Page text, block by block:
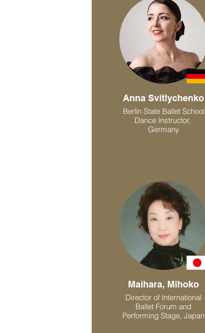
Anna Svitlychenko
Berlin State Ballet School
Dance Instructor,
Germany
Maihara, Mihoko
Director of International
Ballet Forum and
Performing Stage, Japan